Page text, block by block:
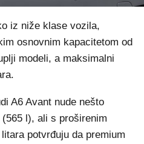
iz niže klase vozila,
osnovnim kapacitetom od
modeli, a maksimalni
A6 Avant nude nešto
l), ali s proširenim
potvrđuju da premium